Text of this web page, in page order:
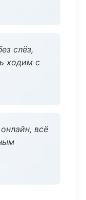
слёз,
ходим с
всё